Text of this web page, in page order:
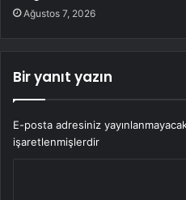
Ağustos 7, 2026
Bir yanıt yazın
E-posta adresiniz
işaretlenmişlerdir